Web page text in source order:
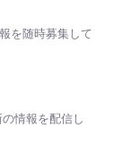
を随時募集して
情報を配信し